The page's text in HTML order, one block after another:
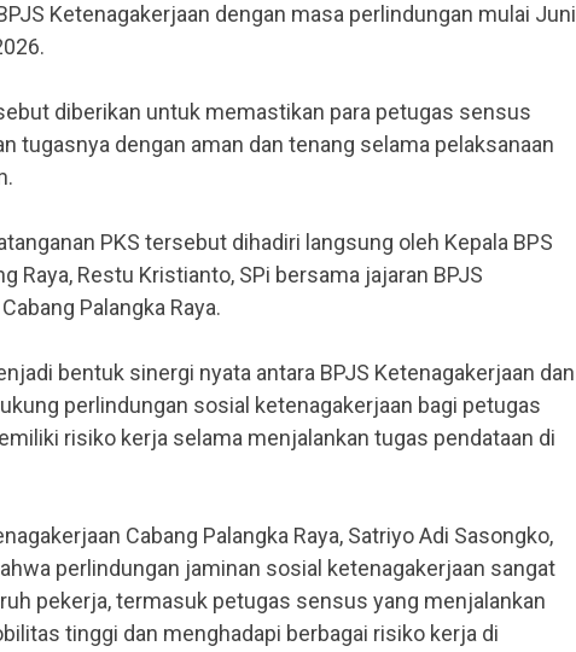
Ketenagakerjaan dengan masa perlindungan mulai Juni
diberikan untuk memastikan para petugas sensus
tugasnya dengan aman dan tenang selama pelaksanaan
PKS tersebut dihadiri langsung oleh Kepala BPS
Raya, Restu Kristianto, SPi bersama jajaran BPJS
Palangka Raya.
bentuk sinergi nyata antara BPJS Ketenagakerjaan dan
perlindungan sosial ketenagakerjaan bagi petugas
risiko kerja selama menjalankan tugas pendataan di
Cabang Palangka Raya, Satriyo Adi Sasongko,
perlindungan jaminan sosial ketenagakerjaan sangat
pekerja, termasuk petugas sensus yang menjalankan
tinggi dan menghadapi berbagai risiko kerja di